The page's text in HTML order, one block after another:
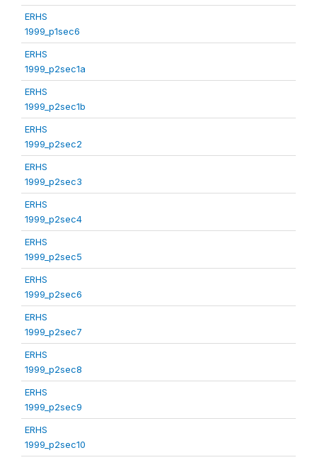
ERHS
1999_p1sec6
ERHS
1999_p2sec1a
ERHS
1999_p2sec1b
ERHS
1999_p2sec2
ERHS
1999_p2sec3
ERHS
1999_p2sec4
ERHS
1999_p2sec5
ERHS
1999_p2sec6
ERHS
1999_p2sec7
ERHS
1999_p2sec8
ERHS
1999_p2sec9
ERHS
1999_p2sec10